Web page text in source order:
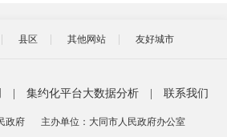
县区 其他网站 友好城市
| 集约化平台大数据分析 | 联系我们
政府
主办单位：大同市人民政府办公室